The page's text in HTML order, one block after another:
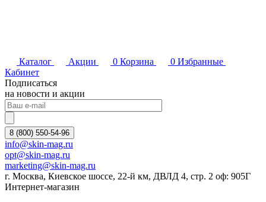
Каталог Акции 0 Корзина 0 Избранные
Кабинет
Подписаться
на новости и акции
8 (800) 550-54-96
info@skin-mag.ru
opt@skin-mag.ru
marketing@skin-mag.ru
г. Москва, Киевское шоссе, 22-й км, ДВЛД 4, стр. 2 оф: 905Г
Интернет-магазин